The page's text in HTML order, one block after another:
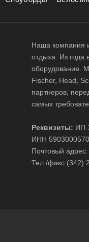
Наша компания
отдыха. Из года
оборудование.
Fischer, Head,
партнеров,
самых
Реквизиты: ИП
ИНН
Почтовый
Тел./факс (342)